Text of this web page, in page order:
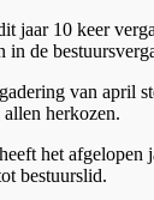
jaar 10 keer
in de
van april
herkozen.
het afgelopen
bestuurslid.